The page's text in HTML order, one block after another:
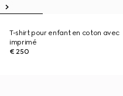
T-shirt pour enfant en coton avec
imprimé
€ 250